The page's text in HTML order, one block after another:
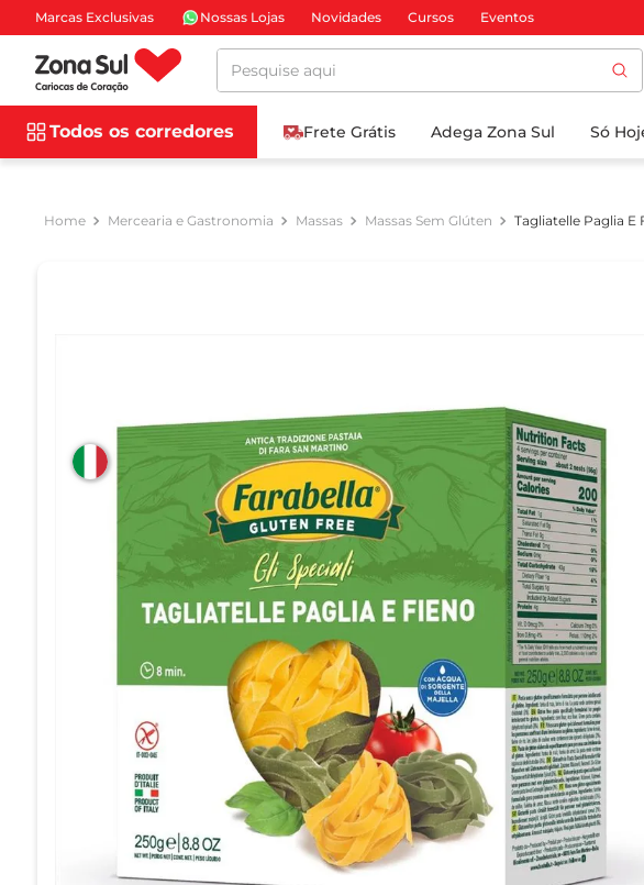
Marcas Exclusivas Nossas Lojas Novidades Cursos Eventos
Pesquise aqui
Todos os corredores Frete Grátis Adega Zona Sul Só
Mercearia e Gastronomia Massas Massas Sem Glúten Tagliatelle Paglia E